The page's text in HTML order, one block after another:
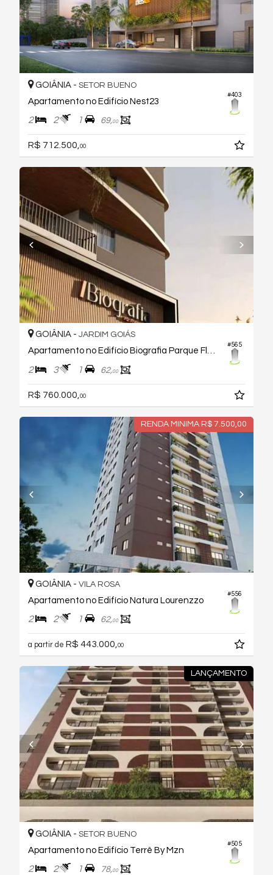
#403
GOIÂNIA - SETOR BUENO
Apartamento no Edifício Nest23
2 2 1 69,00
R$ 712.500, 00
#565
GOIÂNIA - JARDIM GOIÁS
Apartamento no Edifício Biografia Parque Flamboyant
2 3 1 62,00
R$ 760.000, 00
RENDA MINIMA R$ 7.500,00
#556
GOIÂNIA - VILA ROSA
Apartamento no Edifício Natura Lourenzzo
2 2 1 62,00
a partir de R$ 443.000,00
LANÇAMENTO
#505
GOIÂNIA - SETOR BUENO
Apartamento no Edifício Terrê By Mzn
2 2 1 78,00